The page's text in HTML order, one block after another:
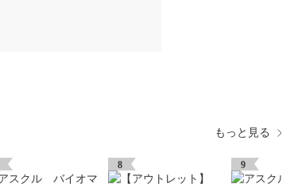
もっと見る
8 9